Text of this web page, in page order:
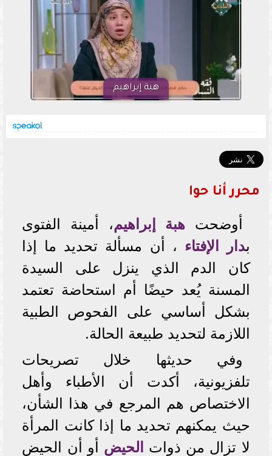
هبة إبراهيم
محرر أنا حوا
أوضحت هبة إبراهيم، أمينة الفتوى
بدار الإفتاء ، أن مسألة تحديد ما إذا
كان الدم الذي ينزل على السيدة
المسنة يُعد حيضًا أم استحاضة تعتمد
بشكل أساسي على الفحوص الطبية
اللازمة لتحديد طبيعة الحالة.
وفي حديثها خلال تصريحات
تلفزيونية، أكدت أن الأطباء وأهل
الاختصاص هم المرجع في هذا الشأن،
حيث يمكنهم تحديد ما إذا كانت المرأة
لا تزال من ذوات
الحيض أو أن الحيض